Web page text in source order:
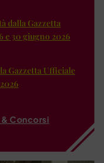
dalla Gazzetta
e 30 giugno 2026
Gazzetta Ufficiale
Concorsi